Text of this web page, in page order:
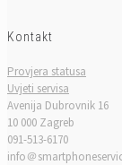
Kontakt
Provjera statusa
Uvjeti servisa
Avenija Dubrovnik 16
10 000 Zagreb
091-513-6170
info＠